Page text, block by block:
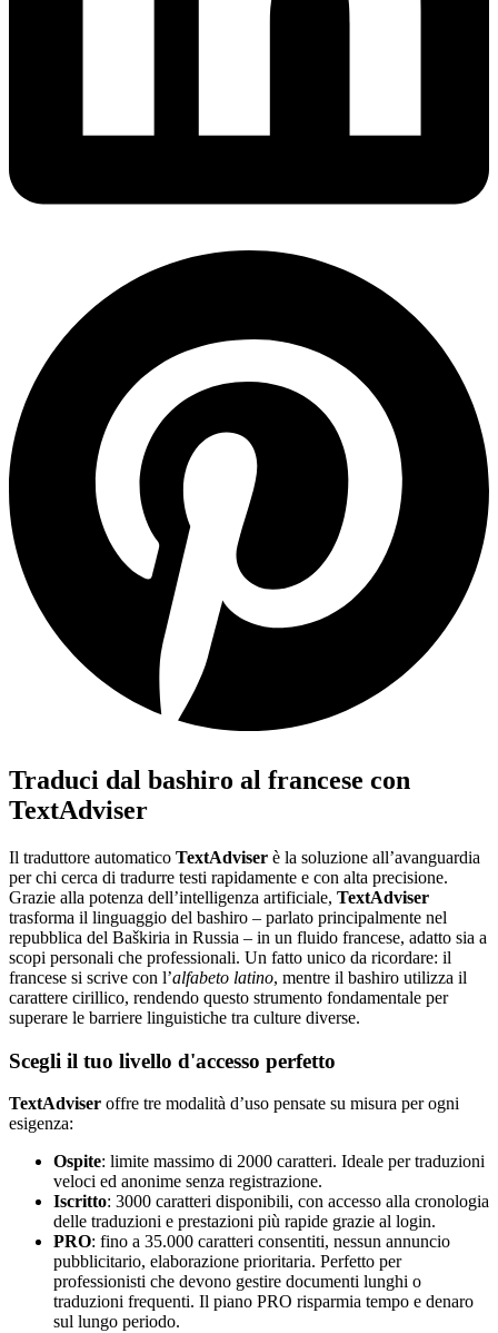
Traduci dal bashiro al francese con
TextAdviser
Il traduttore automatico TextAdviser è la soluzione all’avanguardia
per chi cerca di tradurre testi rapidamente e con alta precisione.
Grazie alla potenza dell’intelligenza artificiale, TextAdviser
trasforma il linguaggio del bashiro – parlato principalmente nel
repubblica del Baškiria in Russia – in un fluido francese, adatto sia a
scopi personali che professionali. Un fatto unico da ricordare: il
francese si scrive con l’alfabeto latino, mentre il bashiro utilizza il
carattere cirillico, rendendo questo strumento fondamentale per
superare le barriere linguistiche tra culture diverse.
Scegli il tuo livello d'accesso perfetto
TextAdviser offre tre modalità d’uso pensate su misura per ogni
esigenza:
Ospite: limite massimo di 2000 caratteri. Ideale per traduzioni
veloci ed anonime senza registrazione.
Iscritto: 3000 caratteri disponibili, con accesso alla cronologia
delle traduzioni e prestazioni più rapide grazie al login.
PRO: fino a 35.000 caratteri consentiti, nessun annuncio
pubblicitario, elaborazione prioritaria. Perfetto per
professionisti che devono gestire documenti lunghi o
traduzioni frequenti. Il piano PRO risparmia tempo e denaro
sul lungo periodo.